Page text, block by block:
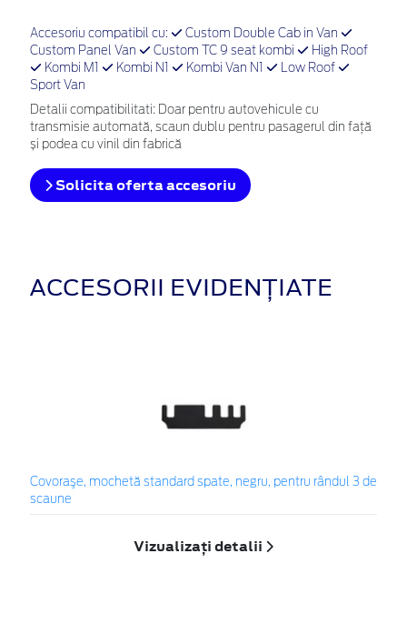
Accesoriu compatibil cu:
Custom Double Cab in Van
Custom Panel Van
Custom TC 9 seat kombi
High Roof
Kombi M1
Kombi N1 Kombi Van N1
Low Roof
Sport Van
Detalii compatibilitati: Doar pentru autovehicule cu
transmisie automată, scaun dublu pentru pasagerul din față
și podea cu vinil din fabrică
Solicita oferta accesoriu
ACCESORII EVIDENȚIATE
Covoraşe, mochetă standard spate, negru, pentru rândul 3 de
scaune
Vizualizați detalii